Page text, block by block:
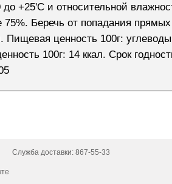
до +25'С и относительной
75%. Беречь от попадания прямых
Пищевая ценность 100г: углеводы
100г: 14 ккал. Срок
Служба доставки: 867-55-33